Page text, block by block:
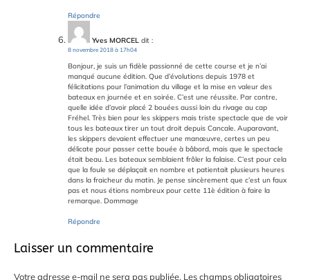
Répondre
Yves MORCEL dit :
8 novembre 2018 à 17h04
Bonjour, je suis un fidèle passionné de cette course et je n’ai
manqué aucune édition. Que d’évolutions depuis 1978 et
félicitations pour l’animation du village et la mise en valeur des
bateaux en journée et en soirée. C’est une réussite. Par contre,
quelle idée d’avoir placé 2 bouées aussi loin du rivage au cap
Fréhel. Très bien pour les skippers mais triste spectacle que de voir
tous les bateaux tirer un tout droit depuis Cancale. Auparavant,
les skippers devaient effectuer une manœuvre, certes un peu
délicate pour passer cette bouée à bâbord, mais que le spectacle
était beau. Les bateaux semblaient frôler la falaise. C’est pour cela
que la foule se déplaçait en nombre et patientait plusieurs heures
dans la fraicheur du matin. Je pense sincèrement que c’est un faux
pas et nous étions nombreux pour cette 11è édition à faire la
remarque. Dommage
Répondre
Laisser un commentaire
Votre adresse e-mail ne sera pas publiée. Les champs obligatoires